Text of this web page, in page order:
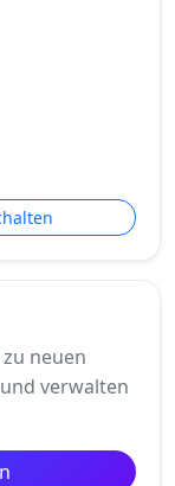
neuen
verwalten